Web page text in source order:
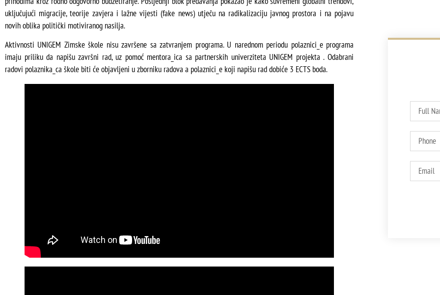
uključujući migracije, teorije zavjera i lažne vijesti (fake news) utječu na radikalizaciju javnog prostora i na pojavu
novih oblika politički motiviranog nasilja.
Aktivnosti UNIGEM Zimske škole nisu završene sa zatvranjem programa. U narednom periodu polaznici_e programa
imaju priliku da napišu završni rad, uz pomoć mentora_ica sa partnerskih univerziteta UNIGEM projekta . Odabrani
radovi polaznika_ca škole biti će objavljeni u zborniku radova a polaznici_e koji napišu rad dobiće 3 ECTS boda.